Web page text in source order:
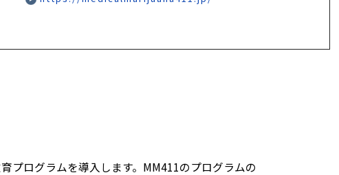
プログラムを導入します。MM411のプログラムの